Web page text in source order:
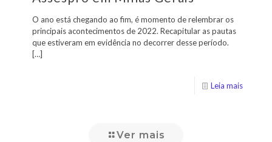
O ano está chegando ao fim, é momento de relembrar os
principais acontecimentos de 2022. Recapitular as pautas
que estiveram em evidência no decorrer desse período.
[…]
Leia mais
Ver mais